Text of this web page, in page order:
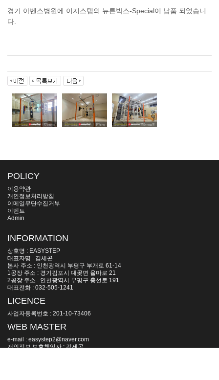
경기 아벤스병원에 이지스텝의 뉴튼박스-Special이 납품 되었습니
다.
POLICY
이용약관
개인정보처리방침
이메일무단수집거부
이벤트
Admin
INFORMATION
상호명 : EASYSTEP
대표자명 : 김세곤
본사 주소 : 인천광역시 부평구 부개로 61-14
1공장 주소 : 경기김포시 대곶면 율마로 21
2공장 주소 : 인천광역시 부평구 충선로 191
대표전화 : 032-505-1241
LICENCE
사업자등록번호 : 201-10-73406
WEB MASTER
e-mail : easystep2@naver.com
개인정보 보호책임자 : 김세곤